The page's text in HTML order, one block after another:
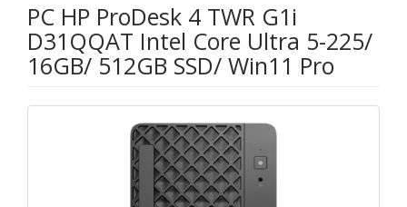
PC HP ProDesk 4 TWR G1i
D31QQAT Intel Core Ultra 5-225/
16GB/ 512GB SSD/ Win11 Pro